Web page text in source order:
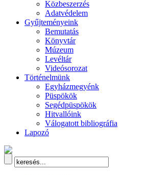
Közbeszerzés
Adatvédelem
Gyűjteményeink
Bemutatás
Könyvtár
Múzeum
Levéltár
Videósorozat
Történelmünk
Egyházmegyénk
Püspökök
Segédpüspökök
Hitvallóink
Válogatott bibliográfia
Lapozó